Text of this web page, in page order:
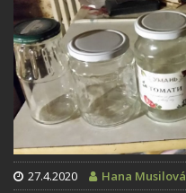
27.4.2020 Hana Musilová